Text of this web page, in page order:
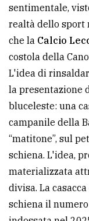
sentimentale,
realtà dello sport
che la Calcio
costola della
L'idea di
la presentazione
bluceleste: una
campanile della
“matitone”, sul
schiena. L'idea,
materializzata
divisa. La
schiena il